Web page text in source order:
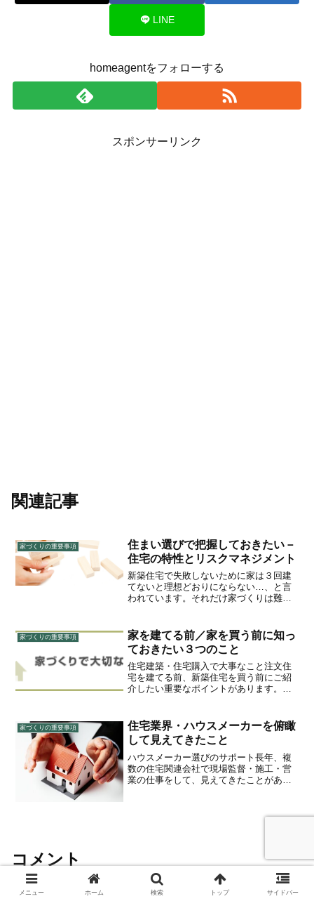
LINE
homeagentをフォローする
スポンサーリンク
関連記事
家づくりの重要事項
住まい選びで把握しておきたい－
住宅の特性とリスクマネジメント
新築住宅で失敗しないために家は３回建
てないと理想どおりにならない…、と言
われています。それだけ家づくりは難し
ー）を選ぶことのどこがそんなに難しい
のか、理由を整理してみる...
家づくりの重要事項
家を建てる前／家を買う前に知っ
ておきたい３つのこと
住宅建築・住宅購入で大事なこと注文住
宅を建てる前、新築住宅を買う前にご紹
介したい重要なポイントがあります。こ
い、住宅の企画・営業・施工・現場監
督・製作を通して様々な角度...
家づくりの重要事項
住宅業界・ハウスメーカーを俯瞰
して見えてきたこと
ハウスメーカー選びのサポート長年、複
数の住宅関連会社で現場監督・施工・営
業の仕事をして、見えてきたことがあり
働いたことは、住宅を作る「企業による
コメント
メニュー ホーム 検索 トップ サイドバー